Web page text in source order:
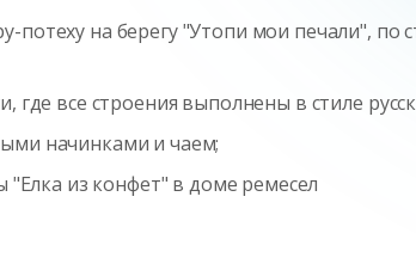
на берегу "Утопи мои печали", по
все строения выполнены в стиле
начинками и чаем;
"Елка из конфет" в доме ремесел